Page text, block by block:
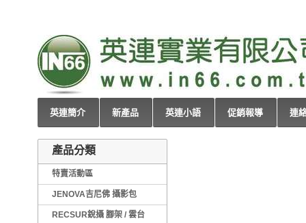
英連簡介 新產品 英連小語 促銷報導 連
產品分類
特賣活動區
JENOVA吉尼佛 攝影包
RECSUR銳攝 腳架 / 雲台